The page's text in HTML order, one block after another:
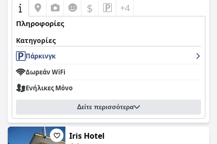
$ +4
Πληροφορίες
Κατηγορίες
Πάρκινγκ
Δωρεάν WiFi
Ενήλικες Μόνο
Δείτε περισσότερα
Iris Hotel